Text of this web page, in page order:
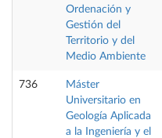
Ordenación y
Gestión del
Territorio y del
Medio Ambiente
736
Máster
Universitario en
Geología Aplicada
a la Ingeniería y el